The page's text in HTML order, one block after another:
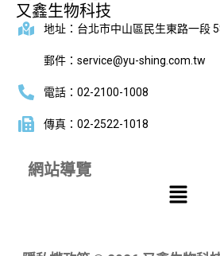
又鑫生物科技
地址：台北市中山區民生東路一段
郵件：service@yu-shing.com.tw
電話：02-2100-1008
傳真：02-2522-1018
網站導覽